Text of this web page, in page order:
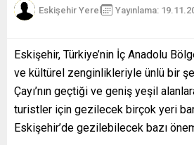
Eskişehir Yerel Yayınlama:
Eskişehir, Türkiye’nin İç Anadolu
ve kültürel zenginlikleriyle ünlü bir
Çayı’nın geçtiği ve geniş yeşil
turistler için gezilecek birçok yeri
Eskişehir’de gezilebilecek bazı